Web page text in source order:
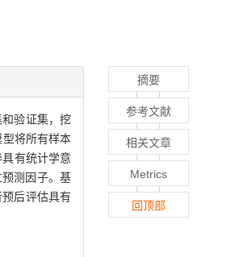
验证集，挖
将所有样本
有统计学意
测因子。基
后评估具有
摘要
参考文献
相关文章
Metrics
回顶部